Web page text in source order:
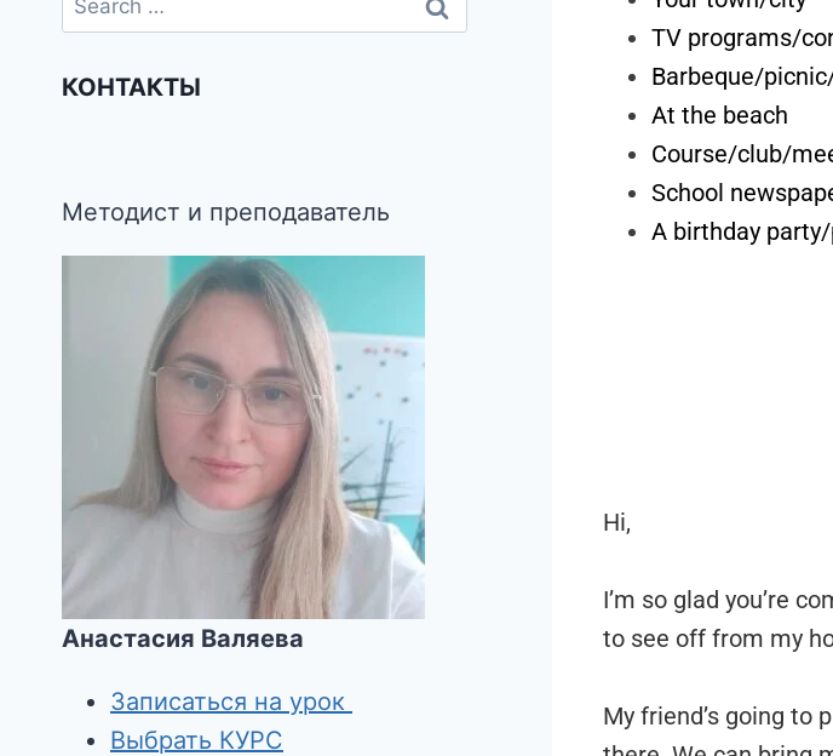
TV programs/
Barbeque/
At the beach
Course/club/
School
A birthday
Hi,
I’m so glad you’re
to see off from my
My friend’s going to
КОНТАКТЫ
Методист и преподаватель
Анастасия Валяева
Записаться на урок
Выбрать КУРС